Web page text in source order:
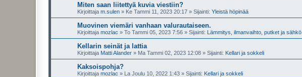
Miten saan liitettyä kuvia viestiin?
Kirjoittaja m.sulen » Ke Tammi 11, 2023 20:17 » Sijainti: Yleistä höpinää
Muovinen viemäri vanhaan valurautaiseen.
Kirjoittaja mozlac » To Tammi 05, 2023 7:56 » Sijainti: Lämmitys, ilmanvaihto, putket ja sähkö
Kellarin seinät ja lattia
Kirjoittaja Matti Alander » Ma Tammi 02, 2023 12:08 » Sijainti: Kellari ja sokkeli
Kaksoispohja?
Kirjoittaja mozlac » La Joulu 10, 2022 1:43 » Sijainti: Kellari ja sokkeli